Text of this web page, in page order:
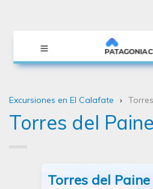
Excursiones en El Calafate
Torres del Paine
Torres del